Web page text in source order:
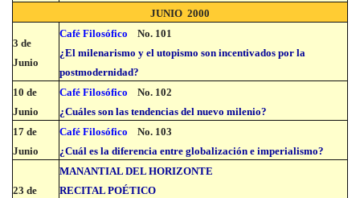
JUNIO 2000
3 de
Junio
Café Filosófico No. 101
¿El milenarismo y el utopismo son incentivados por la
postmodernidad?
10 de
Junio
Café Filosófico No. 102
¿Cuáles son las tendencias del nuevo milenio?
17 de
Junio
Café Filosófico No. 103
¿Cuál es la diferencia entre globalización e imperialismo?
23 de
MANANTIAL DEL HORIZONTE
RECITAL POÉTICO